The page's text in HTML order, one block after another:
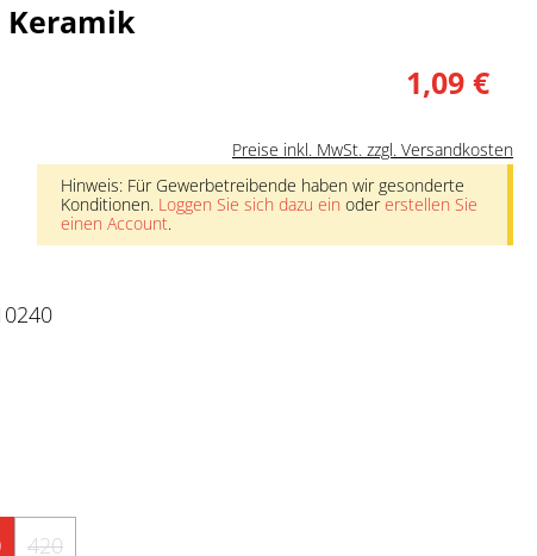
Keramik
1,09 €
Preise inkl. MwSt. zzgl. Versandkosten
Hinweis: Für Gewerbetreibende haben wir gesonderte
Konditionen. Loggen Sie sich dazu ein odererstellen Sie
einen Account.
verfügbar.)
nicht verfügbar.)
ist zurzeit nicht verfügbar.)
420